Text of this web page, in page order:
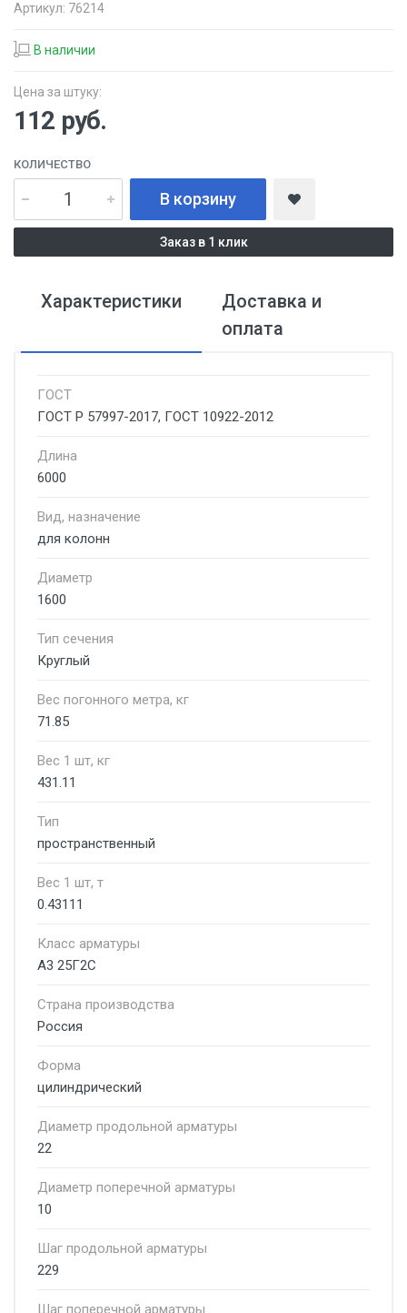
Артикул: 76214
В наличии
Цена за штуку:
112 руб.
КОЛИЧЕСТВО
В корзину
Заказ в 1 клик
Характеристики
Доставка и
оплата
ГОСТ
ГОСТ Р 57997-2017, ГОСТ 10922-2012
Длина
6000
Вид, назначение
для колонн
Диаметр
1600
Тип сечения
Круглый
Вес погонного метра, кг
71.85
Вес 1 шт, кг
431.11
Тип
пространственный
Вес 1 шт, т
0.43111
Класс арматуры
А3 25Г2С
Страна производства
Россия
Форма
цилиндрический
Диаметр продольной арматуры
22
Диаметр поперечной арматуры
10
Шаг продольной арматуры
229
Шаг поперечной арматуры